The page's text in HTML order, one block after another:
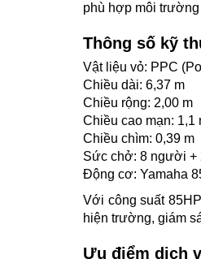
phù hợp môi
Thông số kỹ
Vật liệu vỏ: PPC
Chiều dài: 6,37 m
Chiều rộng: 2,00 m
Chiều cao mạn: 1,1
Chiều chìm: 0,39 m
Sức chở: 8 người +
Động cơ: Yamaha
Với công suất
hiện trường, giám
Ưu điểm dịch